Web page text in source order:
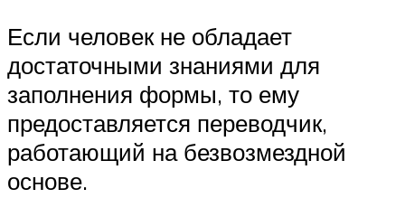
Если человек не обладает
достаточными знаниями для
заполнения формы, то ему
предоставляется переводчик,
работающий на безвозмездной
основе.